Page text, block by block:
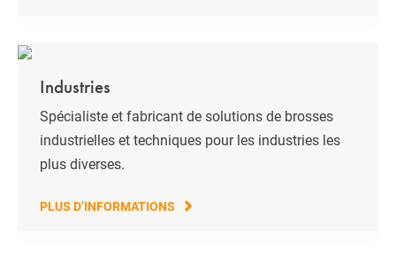
Industries
Spécialiste et fabricant de solutions de brosses
industrielles et techniques pour les industries les
plus diverses.
PLUS D’INFORMATIONS